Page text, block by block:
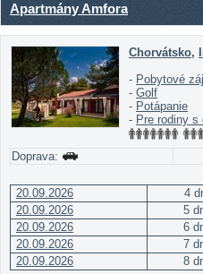
Apartmány Amfora
Chorvátsko,
- Pobytové
- Golf
- Potápanie
- Pre rodiny s
Doprava:
20.09.2026 4
20.09.2026
5
20.09.2026
6
20.09.2026
7
20.09.2026
8